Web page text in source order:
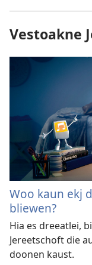
Vestoakne
Woo kaun ekj
bliewen?
Hia es dreeatlei,
Jereetschoft die
doonen kaust.